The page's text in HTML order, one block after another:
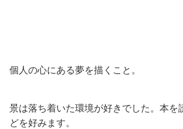
個人の心にある夢を描くこと。
景は落ち着いた環境が好きでした。本を
どを好みます。